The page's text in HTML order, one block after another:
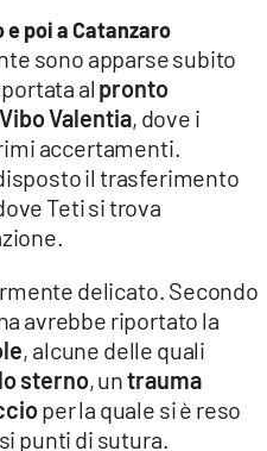
poi a Catanzaro
sono apparse subito
al pronto
Valentia, dove i
accertamenti.
il trasferimento
Teti si trova
delicato. Secondo
avrebbe riportato la
, alcune delle quali
sterno, untrauma
per la quale si è reso
punti di sutura.